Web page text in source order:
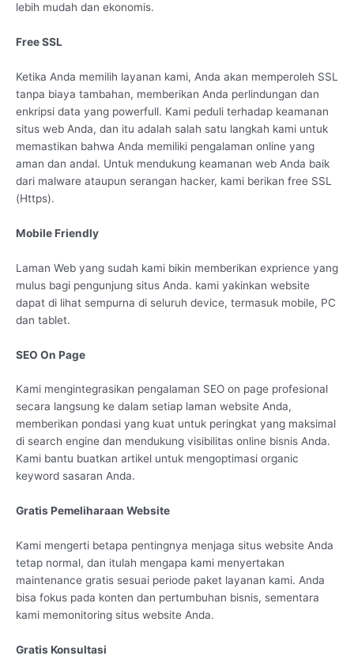
lebih mudah dan ekonomis.
Free SSL
Ketika Anda memilih layanan kami, Anda akan memperoleh SSL
tanpa biaya tambahan, memberikan Anda perlindungan dan
enkripsi data yang powerfull. Kami peduli terhadap keamanan
situs web Anda, dan itu adalah salah satu langkah kami untuk
memastikan bahwa Anda memiliki pengalaman online yang
aman dan andal. Untuk mendukung keamanan web Anda baik
dari malware ataupun serangan hacker, kami berikan free SSL
(Https).
Mobile Friendly
Laman Web yang sudah kami bikin memberikan exprience yang
mulus bagi pengunjung situs Anda. kami yakinkan website
dapat di lihat sempurna di seluruh device, termasuk mobile, PC
dan tablet.
SEO On Page
Kami mengintegrasikan pengalaman SEO on page profesional
secara langsung ke dalam setiap laman website Anda,
memberikan pondasi yang kuat untuk peringkat yang maksimal
di search engine dan mendukung visibilitas online bisnis Anda.
Kami bantu buatkan artikel untuk mengoptimasi organic
keyword sasaran Anda.
Gratis Pemeliharaan Website
Kami mengerti betapa pentingnya menjaga situs website Anda
tetap normal, dan itulah mengapa kami menyertakan
maintenance gratis sesuai periode paket layanan kami. Anda
bisa fokus pada konten dan pertumbuhan bisnis, sementara
kami memonitoring situs website Anda.
Gratis Konsultasi